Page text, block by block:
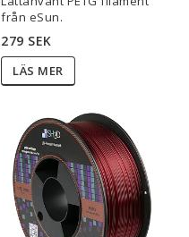
från eSun.
279 SEK
LÄS MER